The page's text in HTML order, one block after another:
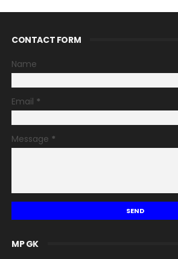
CONTACT FORM
Name
Email *
Message *
MP GK